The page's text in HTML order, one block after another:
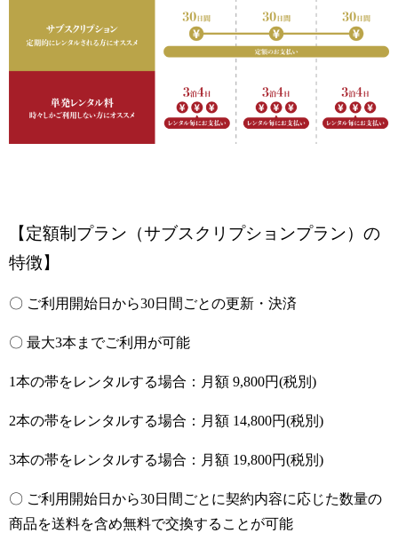
【定額制プラン（サブスクリプションプラン）の
特徴】
〇 ご利用開始日から30日間ごとの更新・決済
〇 最大3本までご利用が可能
1本の帯をレンタルする場合：月額 9,800円(税別)
2本の帯をレンタルする場合：月額 14,800円(税別)
3本の帯をレンタルする場合：月額 19,800円(税別)
〇 ご利用開始日から30日間ごとに契約内容に応じた数量の
商品を送料を含め無料で交換することが可能